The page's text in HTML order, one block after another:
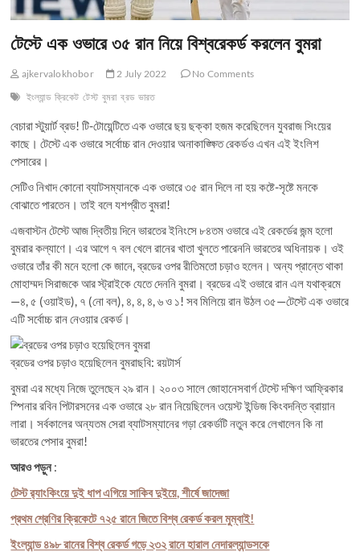
টেস্টে এক ওভারে ৩৫ রান নিয়ে বিশ্বরেকর্ড করলেন বুমরা
ajkervalokhobor 2 July 2022
No Comments
ইংল্যান্ড ক্রিকেট টেস্ট বুমরা ব্রড ভারত
বেচারা স্টুয়ার্ট ব্রড! টি-টোয়েন্টিতে এক ওভারে ছয় ছক্কা হজম করেছিলেন যুবরাজ সিংয়ের
কাছে। টেস্টে এক ওভারে সর্বোচ্চ রান দেওয়ার অনাকাঙ্ক্ষিত রেকর্ডও এখন এই ইংলিশ
পেসারের।
সেটিও নিখাদ কোনো ব্যাটসম্যানকে এক ওভারে ৩৫ রান দিলে না হয় কষ্টে-সৃষ্টে মনকে
বোঝাতে পারতেন। তাই বলে যশপ্রীত বুমরা!
এজবাস্টন টেস্টে আজ দ্বিতীয় দিনে ভারতের ইনিংসে ৮৪তম ওভারে এই রেকর্ডের জন্ম হলো
বুমরার কল্যাণে। এর আগে ৭ বল খেলে রানের খাতা খুলতে পারেননি ভারতের অধিনায়ক। ওই
ওভারে তাঁর কী মনে হলো কে জানে, ব্রডের ওপর রীতিমতো চড়াও হলেন। অন্য প্রান্তে থাকা
মোহাম্মদ সিরাজকে আর স্ট্রাইকে যেতে দেননি বুমরা। ব্রডের এই ওভারে রান এল যথাক্রমে
—৪, ৫ (ওয়াইড), ৭ (নো বল), ৪, ৪, ৪, ৬ ও ১! সব মিলিয়ে রান উঠল ৩৫—টেস্টে এক ওভারে
এটি সর্বোচ্চ রান নেওয়ার রেকর্ড।
ব্রডের ওপর চড়াও হয়েছিলেন বুমরাছবি: রয়টার্স
বুমরা এর মধ্যে নিজে তুলেছেন ২৯ রান। ২০০৩ সালে জোহানেসবার্গ টেস্টে দক্ষিণ আফ্রিকার
স্পিনার রবিন পিটারসনের এক ওভারে ২৮ রান নিয়েছিলেন ওয়েস্ট ইন্ডিজ কিংবদন্তি ব্রায়ান
লারা। সর্বকালের অন্যতম সেরা ব্যাটসম্যানের গড়া রেকর্ডটি নতুন করে লেখালেন কি না
ভারতের পেসার বুমরা!
আরও পড়ুন:
টেস্ট র‍্যাংকিংয়ে দুই ধাপ এগিয়ে সাকিব দুইয়ে, শীর্ষে জাদেজা
প্রথম শ্রেণির ক্রিকেটে ৭২৫ রানে জিতে বিশ্ব রেকর্ড করল মুম্বাই!
ইংল্যান্ড ৪৯৮ রানের বিশ্ব রেকর্ড গড়ে ২৩২ রানে হারাল নেদারল্যান্ডসকে